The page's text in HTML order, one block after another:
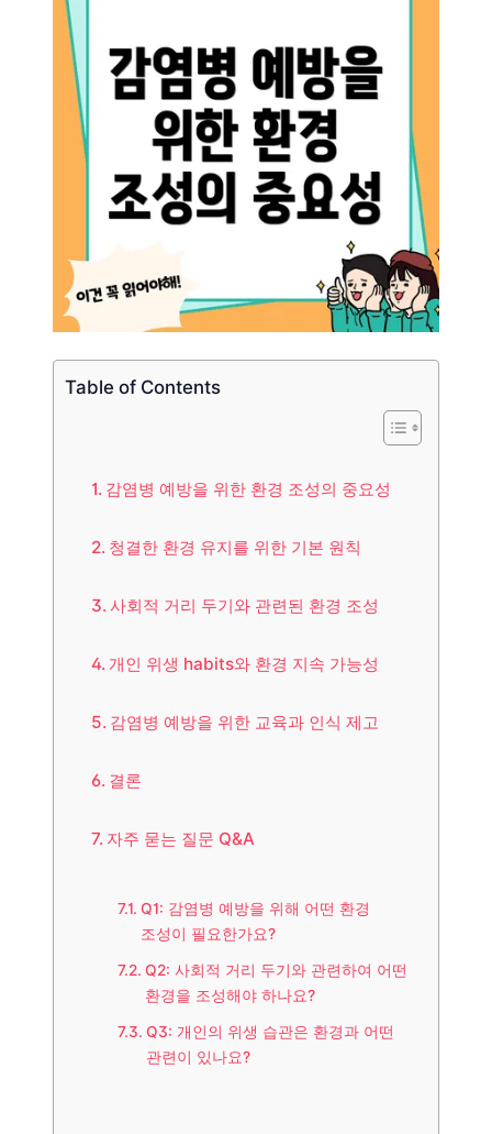
Table of Contents
감염병 예방을 위한 환경 조성의 중요성
청결한 환경 유지를 위한 기본 원칙
사회적 거리 두기와 관련된 환경 조성
개인 위생 habits와 환경 지속 가능성
감염병 예방을 위한 교육과 인식 제고
결론
자주 묻는 질문 Q&A
Q1: 감염병 예방을 위해 어떤 환경
조성이 필요한가요?
Q2: 사회적 거리 두기와 관련하여 어떤
환경을 조성해야 하나요?
Q3: 개인의 위생 습관은 환경과 어떤
관련이 있나요?